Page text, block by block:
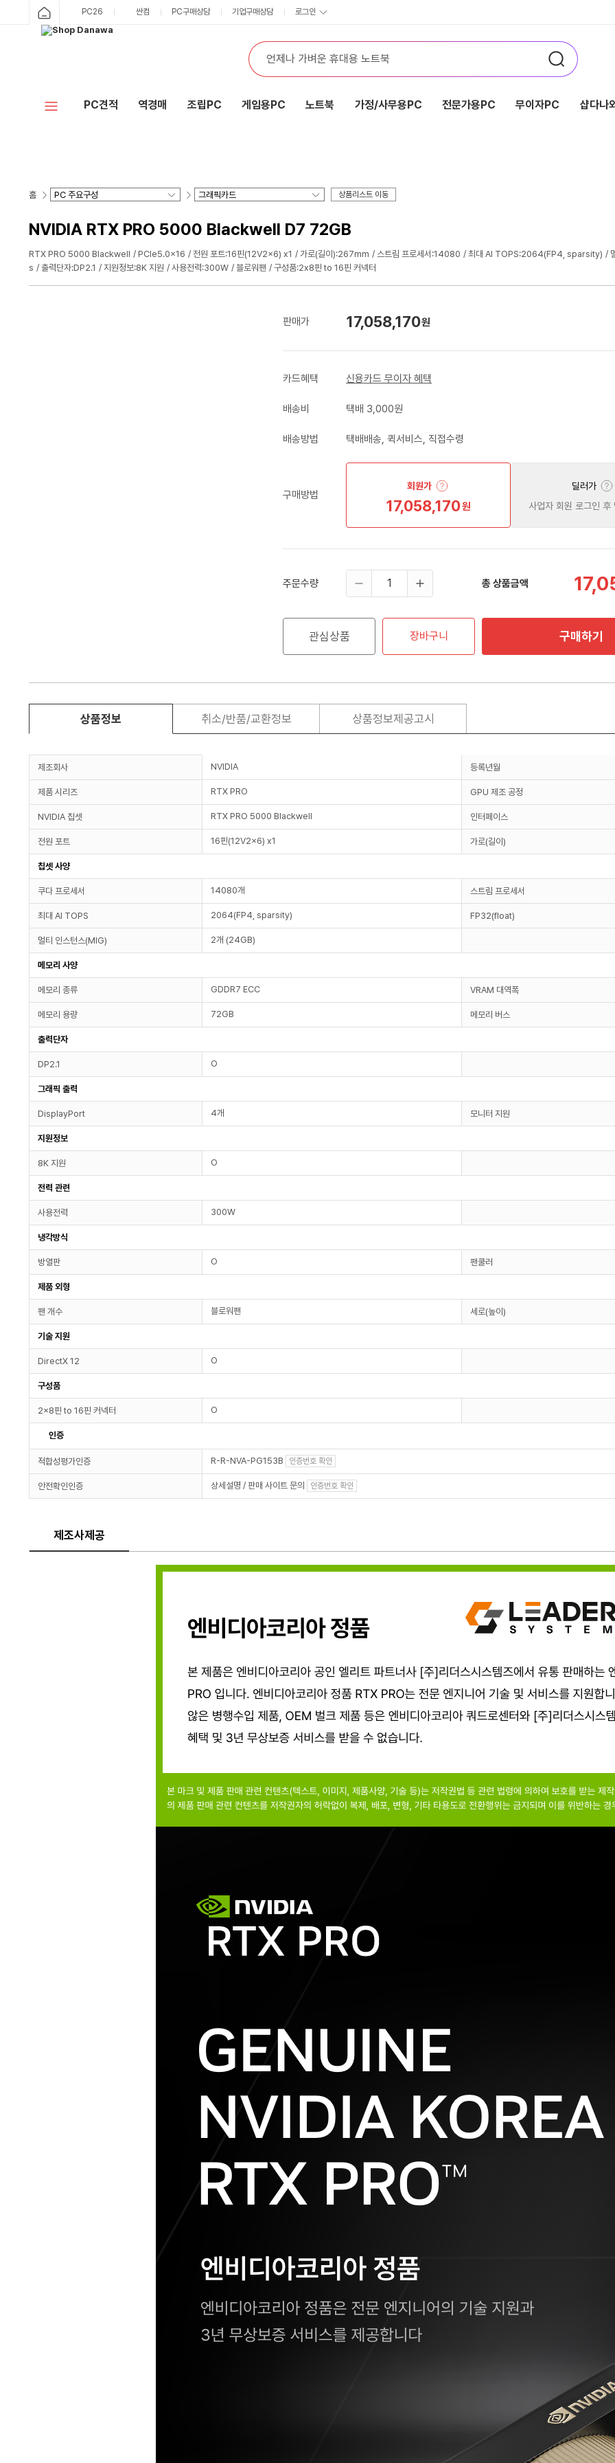
PC26 싼컴 PC구매상담 기업구매상담 로그인
PC견적 역경매 조립PC 게임용PC 노트북 가정/사무용PC 전문가용PC 무이자PC 샵다나
홈 상품리스트 이동
NVIDIA RTX PRO 5000 Blackwell D7 72GB
RTX PRO 5000 Blackwell PCIe5.0x16 전원 포트:16핀(12V2x6) x1 가로(길이):267mm 스트림 프로세서:14080 최대 AI TOPS:2064(FP4, sparsity)
s
출력단자:DP2.1 지원정보:8K 지원 사용전력:300W 블로워팬 구성품:2x8핀 to 16핀 커넥터
판매가 17,058,170원
카드혜택 신용카드 무이자 혜택
배송비 택배 3,000원
배송방법 택배배송, 퀵서비스, 직접수령
구매방법
회원가
17,058,170원
딜러가
사업자 회원 로그인 후
주문수량 총 상품금액
관심상품 장바구니 구매하기
상품정보 취소/반품/교환정보 상품정보제공고시
제조회사 NVIDIA 등록년월
제품 시리즈 RTX PRO GPU 제조 공정
NVIDIA 칩셋 RTX PRO 5000 Blackwell 인터페이스
전원 포트 16핀(12V2x6) x1 가로(길이)
칩셋 사양
쿠다 프로세서 14080개 스트림 프로세서
최대 AI TOPS 2064(FP4, sparsity) FP32(float)
멀티 인스턴스(MIG) 2개 (24GB)
메모리 사양
메모리 종류 GDDR7 ECC VRAM 대역폭
메모리 용량 72GB 메모리 버스
출력단자
DP2.1 O
그래픽 출력
DisplayPort 4개 모니터 지원
지원정보
8K 지원 O
전력 관련
사용전력 300W
냉각방식
방열판 O 팬쿨러
제품 외형
팬 개수 블로워팬 세로(높이)
기술 지원
DirectX 12 O
구성품
2x8핀 to 16핀 커넥터 O
인증
적합성평가인증 R-R-NVA-PG153B 인증번호 확인
안전확인인증 상세설명 / 판매 사이트 문의 인증번호 확인
제조사제공